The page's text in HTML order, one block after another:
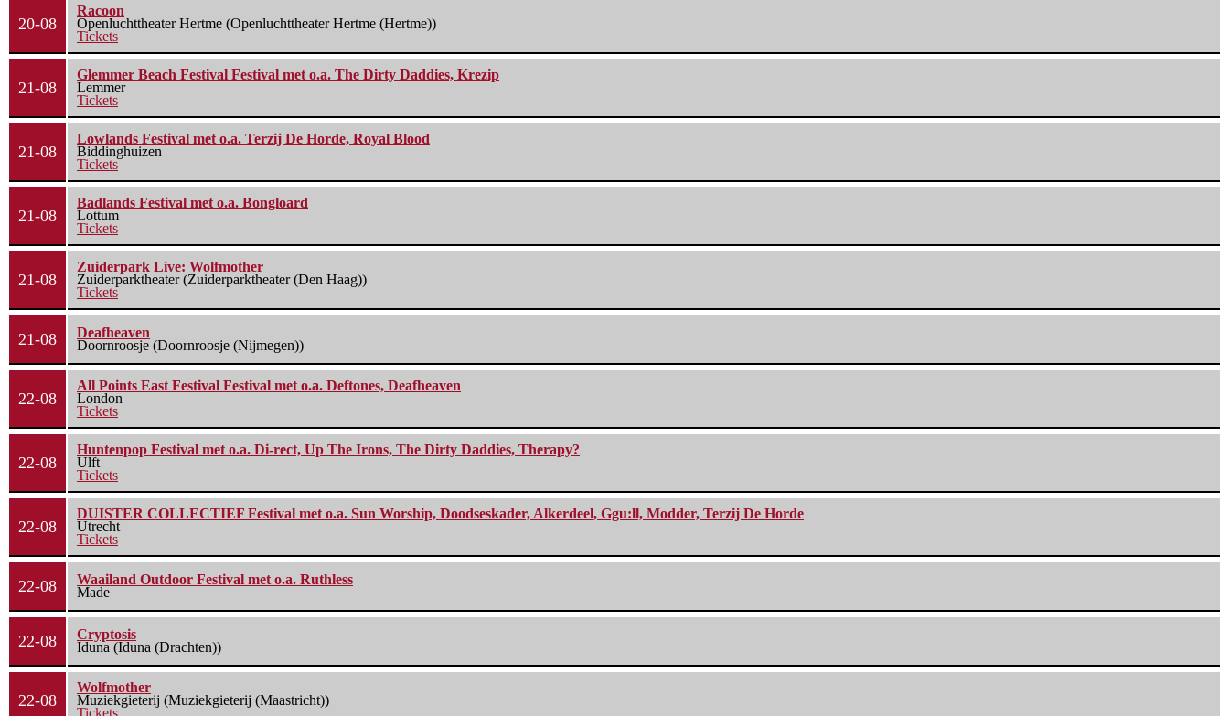
20-08
Racoon
Openluchttheater Hertme (Openluchttheater Hertme (Hertme))
Tickets
21-08
Glemmer Beach Festival Festival met o.a. The Dirty Daddies, Krezip
Lemmer
Tickets
21-08
Lowlands Festival met o.a. Terzij De Horde, Royal Blood
Biddinghuizen
Tickets
21-08
Badlands Festival met o.a. Bongloard
Lottum
Tickets
21-08
Zuiderpark Live: Wolfmother
Zuiderparktheater (Zuiderparktheater (Den Haag))
Tickets
21-08
Deafheaven
Doornroosje (Doornroosje (Nijmegen))
22-08
All Points East Festival Festival met o.a. Deftones, Deafheaven
London
Tickets
22-08
Huntenpop Festival met o.a. Di-rect, Up The Irons, The Dirty Daddies, Therapy?
Ulft
Tickets
22-08
DUISTER COLLECTIEF Festival met o.a. Sun Worship, Doodseskader, Alkerdeel, Ggu:ll, Modder, Terzij De Horde
Utrecht
Tickets
22-08
Waailand Outdoor Festival met o.a. Ruthless
Made
22-08
Cryptosis
Iduna (Iduna (Drachten))
22-08
Wolfmother
Muziekgieterij (Muziekgieterij (Maastricht))
Tickets